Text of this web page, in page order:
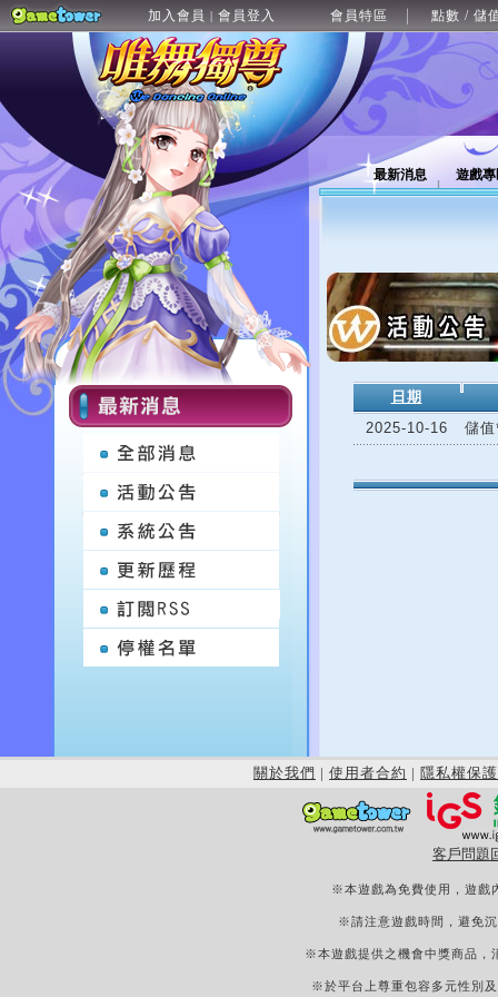
加入會員 | 會員登入 會員特區 點數 / 儲
最新消息 遊戲
日期
2025-10-16
儲
關於我們 | 使用者合約 | 隱私權保護
客戶問題
※本遊戲為免費使用，遊戲
※請注意遊戲時間，避免
※本遊戲提供之機會中獎商品，
※於平台上尊重包容多元性別